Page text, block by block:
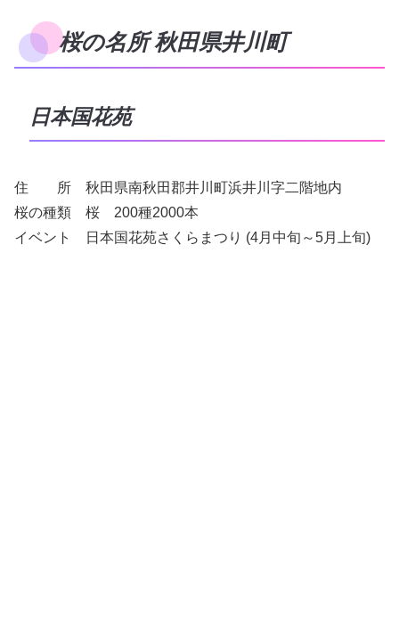
桜の名所 秋田県井川町
日本国花苑
住 所 秋田県南秋田郡井川町浜井川字二階地内
桜の種類 桜 200種2000本
イベント 日本国花苑さくらまつり (4月中旬～5月上旬)